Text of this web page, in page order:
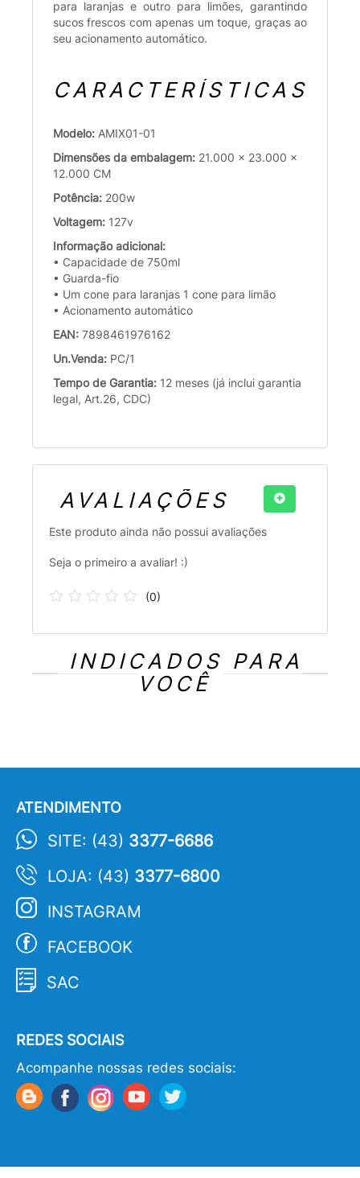
para laranjas e outro para limões, garantindo
sucos frescos com apenas um toque, graças ao
seu acionamento automático.
CARACTERÍSTICAS
Modelo: AMIX01-01
Dimensões da embalagem: 21.000 x 23.000 x
12.000 CM
Potência: 200w
Voltagem: 127v
Informação adicional:
• Capacidade de 750ml
• Guarda-fio
• Um cone para laranjas 1 cone para limão
• Acionamento automático
EAN: 7898461976162
Un.Venda: PC/1
Tempo de Garantia: 12 meses (já inclui garantia
legal, Art.26, CDC)
AVALIAÇÕES
Este produto ainda não possui avaliações
Seja o primeiro a avaliar! :)
(0)
INDICADOS PARA
VOCÊ
ATENDIMENTO
SITE: (43) 3377-6686
LOJA: (43) 3377-6800
INSTAGRAM
FACEBOOK
SAC
REDES SOCIAIS
Acompanhe nossas redes sociais: